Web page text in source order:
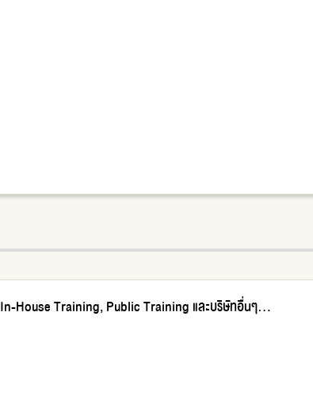
In-House Training, Public Training และบริษัทอื่นๆ...